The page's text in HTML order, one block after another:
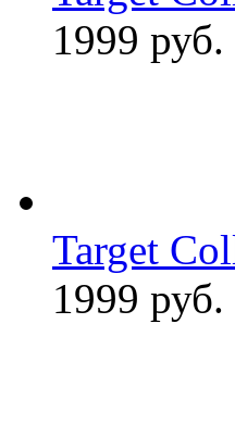
1999 руб.
Target
1999 руб.